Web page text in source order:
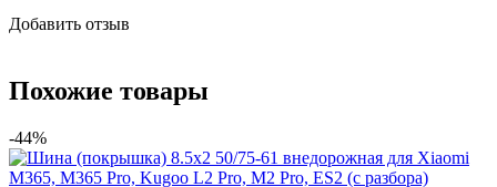
Добавить отзыв
Похожие товары
-44%